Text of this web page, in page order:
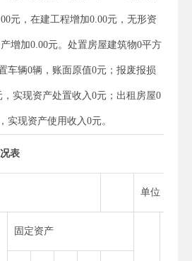
元，在建工程增加0.00元，无形资
增加0.00元。处置房屋建筑物0平方
车辆0辆，账面原值0元；报废报损
实现资产处置收入0元；出租房屋0
实现资产使用收入0元。
表
单位：元
固定资产